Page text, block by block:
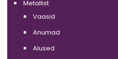
Metallist
Vaasid
Anumad
Alused